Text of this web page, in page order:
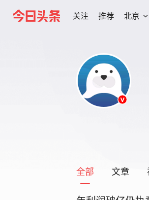
关注 推荐 北京
全部 文章